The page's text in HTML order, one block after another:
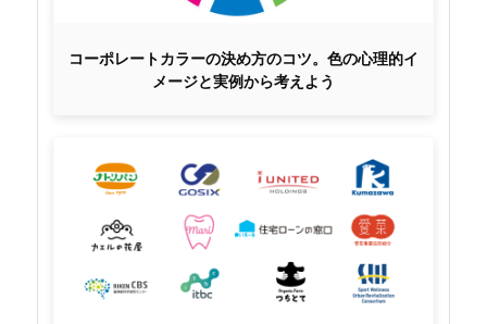
コーポレートカラーの決め方のコツ。色の心理的イ
メージと実例から考えよう